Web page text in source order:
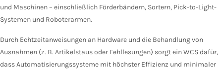
und Maschinen – einschließlich Förderbändern, Sortern, Pick-to-Light-
Systemen und Roboterarmen.
Durch Echtzeitanweisungen an Hardware und die Behandlung von
Ausnahmen (z. B. Artikelstaus oder Fehllesungen) sorgt ein WCS dafür,
dass Automatisierungssysteme mit höchster Effizienz und minimaler